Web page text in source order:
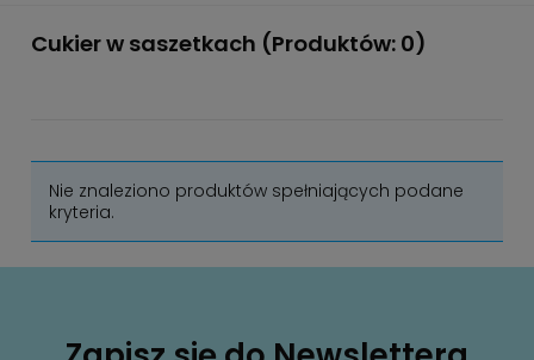
Cukier w saszetkach (Produktów: 0)
Nie znaleziono produktów spełniających podane
kryteria.